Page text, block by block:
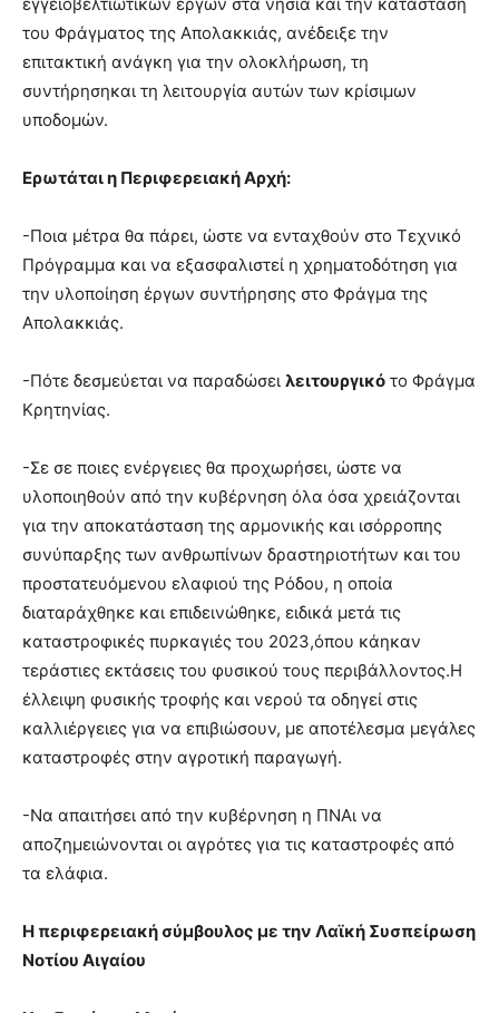
του Φράγματος της Απολακκιάς, ανέδειξε την
επιτακτική ανάγκη για την ολοκλήρωση, τη
συντήρησηκαι τη λειτουργία αυτών των κρίσιμων
υποδομών.
Ερωτάται η Περιφερειακή Αρχή:
-Ποια μέτρα θα πάρει, ώστε να ενταχθούν στο Τεχνικό
Πρόγραμμα και να εξασφαλιστεί η χρηματοδότηση για
την υλοποίηση έργων συντήρησης στο Φράγμα της
Απολακκιάς.
-Πότε δεσμεύεται να παραδώσει λειτουργικό το Φράγμα
Κρητηνίας.
-Σε σε ποιες ενέργειες θα προχωρήσει, ώστε να
υλοποιηθούν από την κυβέρνηση όλα όσα χρειάζονται
για την αποκατάσταση της αρμονικής και ισόρροπης
συνύπαρξης των ανθρωπίνων δραστηριοτήτων και του
προστατευόμενου ελαφιού της Ρόδου, η οποία
διαταράχθηκε και επιδεινώθηκε, ειδικά μετά τις
καταστροφικές πυρκαγιές του 2023,όπου κάηκαν
τεράστιες εκτάσεις του φυσικού τους περιβάλλοντος.Η
έλλειψη φυσικής τροφής και νερού τα οδηγεί στις
καλλιέργειες για να επιβιώσουν, με αποτέλεσμα μεγάλες
καταστροφές στην αγροτική παραγωγή.
-Να απαιτήσει από την κυβέρνηση η ΠΝΑι να
αποζημειώνονται οι αγρότες για τις καταστροφές από
τα ελάφια.
Η περιφερειακή σύμβουλος με την Λαϊκή Συσπείρωση
Νοτίου Αιγαίου